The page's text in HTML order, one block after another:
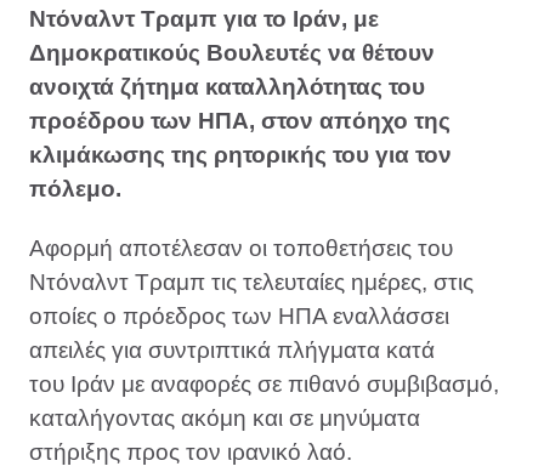
Ντόναλντ Τραμπ για το Ιράν, με
Δημοκρατικούς Βουλευτές να θέτουν
ανοιχτά ζήτημα καταλληλότητας του
προέδρου των ΗΠΑ, στον απόηχο της
κλιμάκωσης της ρητορικής του για τον
πόλεμο.
Αφορμή αποτέλεσαν οι τοποθετήσεις του
Ντόναλντ Τραμπ τις τελευταίες ημέρες, στις
οποίες ο πρόεδρος των ΗΠΑ εναλλάσσει
απειλές για συντριπτικά πλήγματα κατά
του Ιράν με αναφορές σε πιθανό συμβιβασμό,
καταλήγοντας ακόμη και σε μηνύματα
στήριξης προς τον ιρανικό λαό.